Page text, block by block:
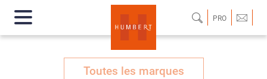
PRO
Toutes les marques